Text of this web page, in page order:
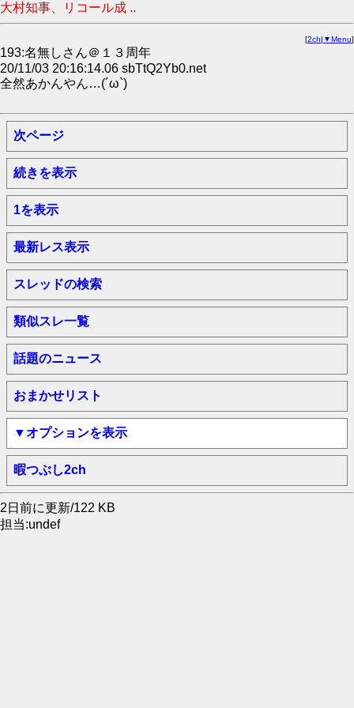
大村知事、リコール成 ..
[2ch| ▼Menu]
193:名無しさん＠１３周年
20/11/03 20:16:14.06 sbTtQ2Yb0.net
全然あかんやん…(´ω`)
次ページ
続きを表示
1を表示
最新レス表示
スレッドの検索
類似スレ一覧
話題のニュース
おまかせリスト
▼オプションを表示
暇つぶし2ch
2日前に更新/122 KB
担当:undef